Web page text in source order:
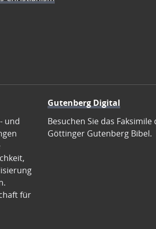
und
für
Gutenberg Digital
Besuchen Sie das Faksimile
Göttinger Gutenberg Bibel.